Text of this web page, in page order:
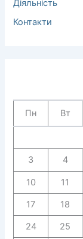
Діяльність
Контакти
Пн Вт
3 4
10 11
17 18
24 25